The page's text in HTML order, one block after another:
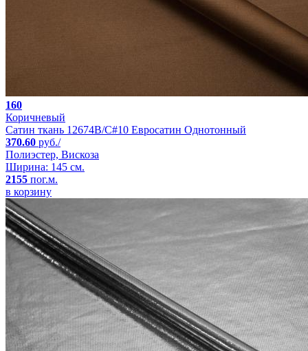
160
Коричневый
Сатин ткань 12674B/C#10 Евросатин Однотонный
370.60 руб./
Полиэстер, Вискоза
Ширина: 145 см.
2155 пог.м.
в корзину